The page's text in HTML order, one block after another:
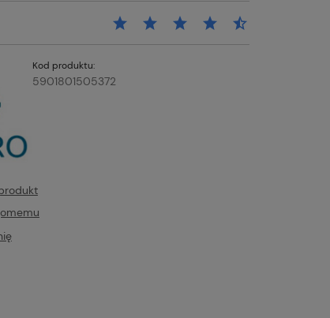
Kod produktu:
5901801505372